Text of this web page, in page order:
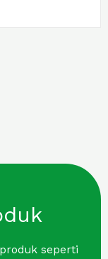
seperti